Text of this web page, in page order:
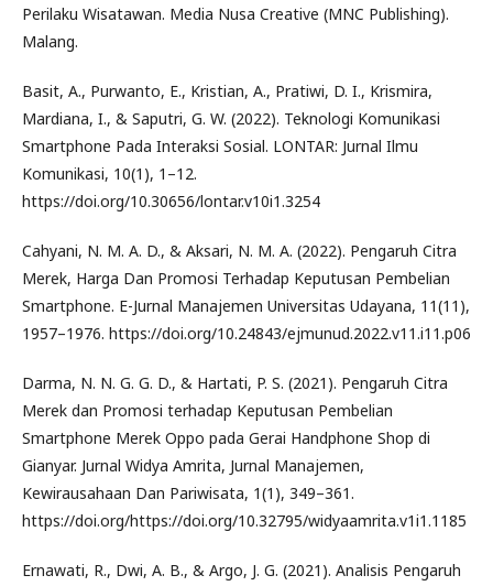
Perilaku Wisatawan. Media Nusa Creative (MNC Publishing).
Malang.
Basit, A., Purwanto, E., Kristian, A., Pratiwi, D. I., Krismira,
Mardiana, I., & Saputri, G. W. (2022). Teknologi Komunikasi
Smartphone Pada Interaksi Sosial. LONTAR: Jurnal Ilmu
Komunikasi, 10(1), 1–12.
https://doi.org/10.30656/lontar.v10i1.3254
Cahyani, N. M. A. D., & Aksari, N. M. A. (2022). Pengaruh Citra
Merek, Harga Dan Promosi Terhadap Keputusan Pembelian
Smartphone. E-Jurnal Manajemen Universitas Udayana, 11(11),
1957–1976. https://doi.org/10.24843/ejmunud.2022.v11.i11.p06
Darma, N. N. G. G. D., & Hartati, P. S. (2021). Pengaruh Citra
Merek dan Promosi terhadap Keputusan Pembelian
Smartphone Merek Oppo pada Gerai Handphone Shop di
Gianyar. Jurnal Widya Amrita, Jurnal Manajemen,
Kewirausahaan Dan Pariwisata, 1(1), 349–361.
https://doi.org/https://doi.org/10.32795/widyaamrita.v1i1.1185
Ernawati, R., Dwi, A. B., & Argo, J. G. (2021). Analisis Pengaruh